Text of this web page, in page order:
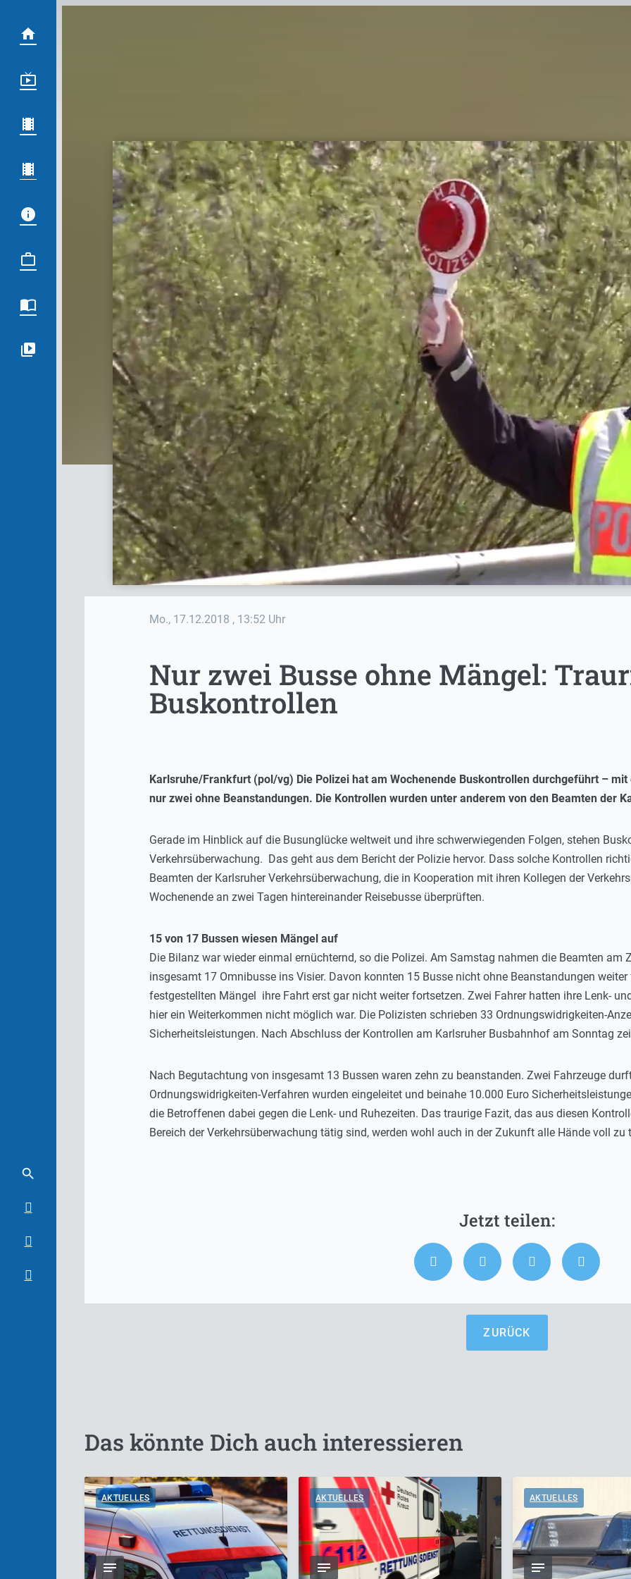
Mo., 17.12.2018 , 13:52 Uhr
Nur zwei Busse ohne Mängel:
Buskontrollen
Karlsruhe/Frankfurt (pol/vg) Die Polizei hat am Wochenende Buskontrollen durchgeführt –
nur zwei ohne Beanstandungen. Die Kontrollen wurden unter anderem von den Beamten der
Gerade im Hinblick auf die Busunglücke weltweit und ihre schwerwiegenden Folgen, stehen
Verkehrsüberwachung. Das geht aus dem Bericht der Polizie hervor. Dass solche Kontrollen
Beamten der Karlsruher Verkehrsüberwachung, die in Kooperation mit ihren Kollegen der
Wochenende an zwei Tagen hintereinander Reisebusse überprüften.
15 von 17 Bussen wiesen Mängel auf
Die Bilanz war wieder einmal ernüchternd, so die Polizei. Am Samstag nahmen die Beamten
insgesamt 17 Omnibusse ins Visier. Davon konnten 15 Busse nicht ohne Beanstandungen
festgestellten Mängel ihre Fahrt erst gar nicht weiter fortsetzen. Zwei Fahrer hatten ihre Lenk-
hier ein Weiterkommen nicht möglich war. Die Polizisten schrieben 33 Ordnungswidrigkeiten-
Sicherheitsleistungen. Nach Abschluss der Kontrollen am Karlsruher Busbahnhof am Sonntag
Nach Begutachtung von insgesamt 13 Bussen waren zehn zu beanstanden. Zwei Fahrzeuge
Ordnungswidrigkeiten-Verfahren wurden eingeleitet und beinahe 10.000 Euro
die Betroffenen dabei gegen die Lenk- und Ruhezeiten. Das traurige Fazit, das aus diesen
Bereich der Verkehrsüberwachung tätig sind, werden wohl auch in der Zukunft alle Hände voll zu
ZURÜCK
Das könnte Dich auch interessieren
AKTUELLES AKTUELLES AKTUELLES